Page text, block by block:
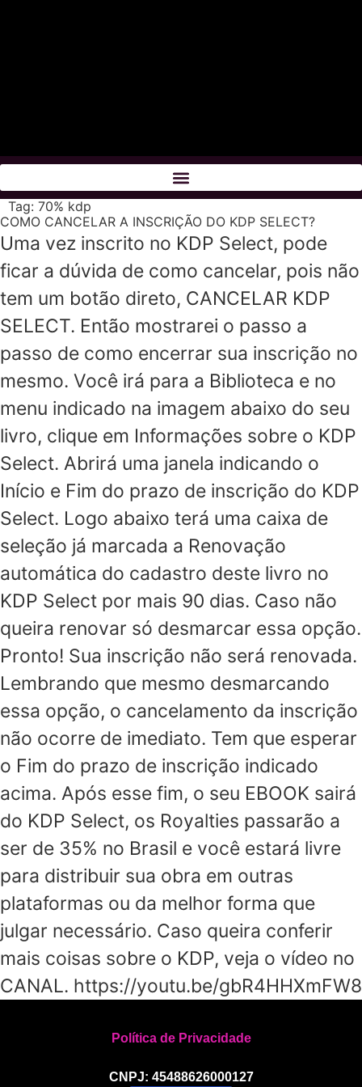
Tag: 70% kdp
COMO CANCELAR A INSCRIÇÃO DO KDP SELECT?
Uma vez inscrito no KDP Select, pode
ficar a dúvida de como cancelar, pois não
tem um botão direto, CANCELAR KDP
SELECT. Então mostrarei o passo a
passo de como encerrar sua inscrição no
mesmo. Você irá para a Biblioteca e no
menu indicado na imagem abaixo do seu
livro, clique em Informações sobre o KDP
Select. Abrirá uma janela indicando o
Início e Fim do prazo de inscrição do KDP
Select. Logo abaixo terá uma caixa de
seleção já marcada a Renovação
automática do cadastro deste livro no
KDP Select por mais 90 dias. Caso não
queira renovar só desmarcar essa opção.
Pronto! Sua inscrição não será renovada.
Lembrando que mesmo desmarcando
essa opção, o cancelamento da inscrição
não ocorre de imediato. Tem que esperar
o Fim do prazo de inscrição indicado
acima. Após esse fim, o seu EBOOK sairá
do KDP Select, os Royalties passarão a
ser de 35% no Brasil e você estará livre
para distribuir sua obra em outras
plataformas ou da melhor forma que
julgar necessário. Caso queira conferir
mais coisas sobre o KDP, veja o vídeo no
CANAL. https://youtu.be/gbR4HHXmFW8
Política de Privacidade
CNPJ: 45488626000127